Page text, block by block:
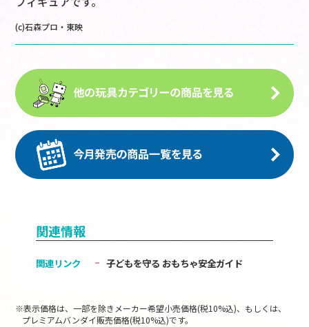
(c)石森プロ・東映
関連情報
関連リンク 子どもを守る おもちゃ安全ガイド
※表示価格は、一部を除きメーカー希望小売価格(税10%込)、もしくは、
プレミアムバンダイ販売価格(税10%込)です。